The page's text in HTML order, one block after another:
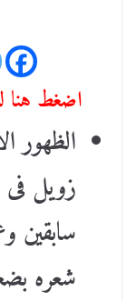
اضغط هنا
الظهور
زويل فى
سابقين
شعره